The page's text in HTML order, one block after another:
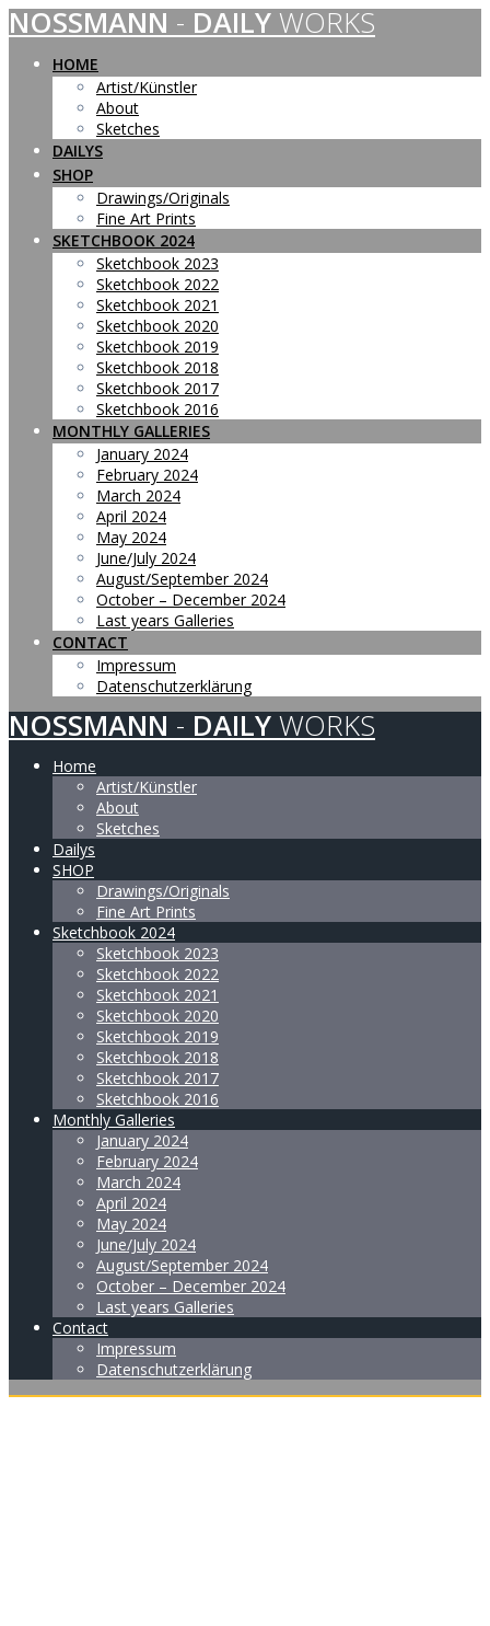
Skip
to
content
NOSSMANN - DAILY WORKS
HOME
Artist/Künstler
About
Sketches
DAILYS
SHOP
Drawings/Originals
Fine Art Prints
SKETCHBOOK 2024
Sketchbook 2023
Sketchbook 2022
Sketchbook 2021
Sketchbook 2020
Sketchbook 2019
Sketchbook 2018
Sketchbook 2017
Sketchbook 2016
MONTHLY GALLERIES
January 2024
February 2024
March 2024
April 2024
May 2024
June/July 2024
August/September 2024
October – December 2024
Last years Galleries
CONTACT
Impressum
Datenschutzerklärung
NOSSMANN - DAILY WORKS
Home
Artist/Künstler
About
Sketches
Dailys
SHOP
Drawings/Originals
Fine Art Prints
Sketchbook 2024
Sketchbook 2023
Sketchbook 2022
Sketchbook 2021
Sketchbook 2020
Sketchbook 2019
Sketchbook 2018
Sketchbook 2017
Sketchbook 2016
Monthly Galleries
January 2024
February 2024
March 2024
April 2024
May 2024
June/July 2024
August/September 2024
October – December 2024
Last years Galleries
Contact
Impressum
Datenschutzerklärung